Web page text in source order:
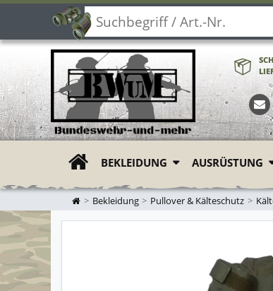
ZUR STARTSEITE
BEKLEIDUNG AUSRÜSTUNG
Bekleidung Pullover & Kälteschutz